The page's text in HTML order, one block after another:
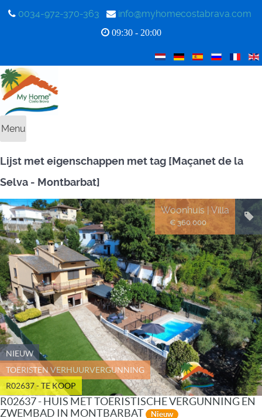
0034-972-370-363 info@myhomecostabrava.com
09:30 - 20:00
Menu
Lijst met eigenschappen met tag [Maçanet de la
Selva - Montbarbat]
NIEUW
TOERISTEN VERHUURVERGUNNING
R02637 - TE KOOP
Woonhuis | Villa
€ 360.000
R02637 - HUIS MET TOERISTISCHE VERGUNNING EN
ZWEMBAD IN MONTBARBAT
Nieuw